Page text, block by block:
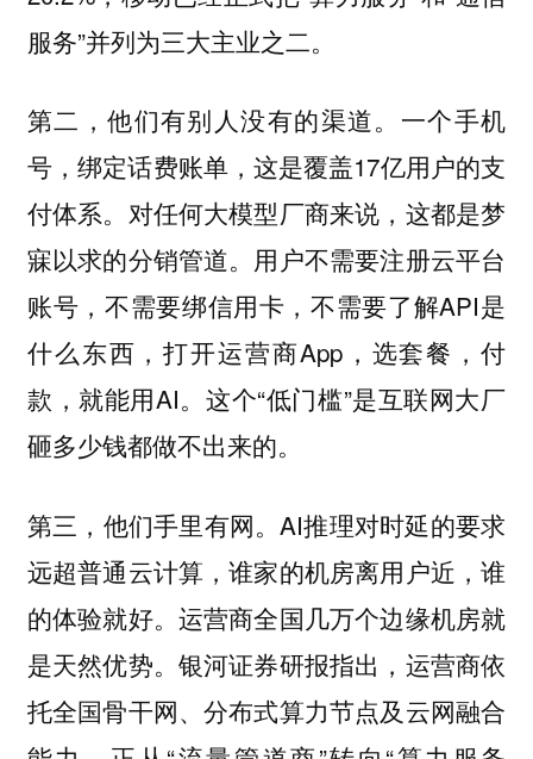
服务”并列为三大主业之二。
第二，他们有别人没有的渠道。一个手机
号，绑定话费账单，这是覆盖17亿用户的支
付体系。对任何大模型厂商来说，这都是梦
寐以求的分销管道。用户不需要注册云平台
账号，不需要绑信用卡，不需要了解API是
什么东西，打开运营商App，选套餐，付
款，就能用AI。这个“低门槛”是互联网大厂
砸多少钱都做不出来的。
第三，他们手里有网。AI推理对时延的要求
远超普通云计算，谁家的机房离用户近，谁
的体验就好。运营商全国几万个边缘机房就
是天然优势。银河证券研报指出，运营商依
托全国骨干网、分布式算力节点及云网融合